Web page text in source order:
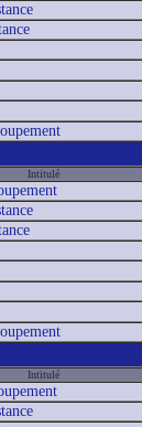
Intitulé
Intitulé